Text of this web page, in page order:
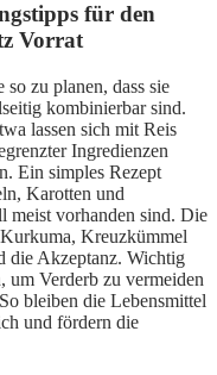
für den
Vorrat
zu planen, dass sie
kombinierbar sind.
lassen sich mit Reis
Ingredienzen
Ein simples Rezept
Karotten und
meist vorhanden sind. Die
Kreuzkümmel
die Akzeptanz. Wichtig
um Verderb zu vermeiden
bleiben die Lebensmittel
und fördern die